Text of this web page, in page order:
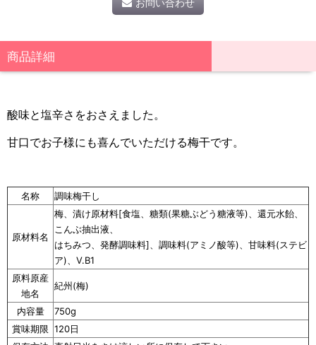
商品詳細
酸味と塩辛さをおさえました。
甘口でお子様にも喜んでいただける梅干です。
名称 調味梅干し
原材料名
梅、漬け原材料[食塩、糖類(果糖ぶどう糖液等)、還元水飴、
こんぶ抽出液、
はちみつ、発酵調味料]、調味料(アミノ酸等)、甘味料(ステビ
ア)、V.B1
原料原産
地名
紀州(梅)
内容量
750g
賞味期限 120日